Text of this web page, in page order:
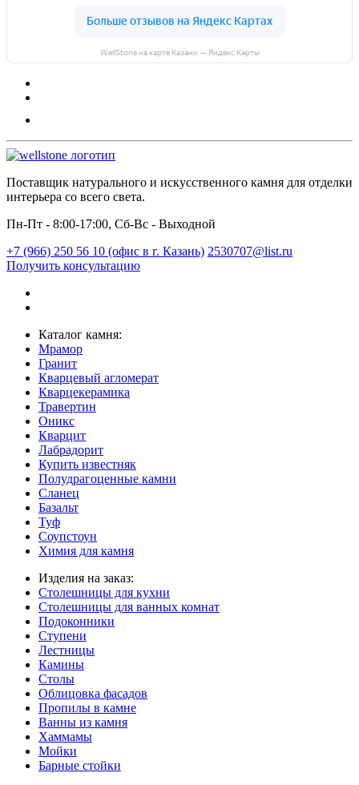
WellStone на карте Казани — Яндекс Карты
Поставщик натурального и искусственного камня для отделки
интерьера со всего света.
Пн-Пт - 8:00-17:00, Сб-Вс - Выходной
+7 (966) 250 56 10 (офис в г. Казань) 2530707@list.ru
Получить консультацию
Каталог камня:
Мрамор
Гранит
Кварцевый агломерат
Кварцекерамика
Травертин
Оникс
Кварцит
Лабрадорит
Купить известняк
Полудрагоценные камни
Сланец
Базальт
Туф
Соупстоун
Химия для камня
Изделия на заказ:
Столешницы для кухни
Столешницы для ванных комнат
Подоконники
Ступени
Лестницы
Камины
Столы
Облицовка фасадов
Пропилы в камне
Ванны из камня
Хаммамы
Мойки
Барные стойки